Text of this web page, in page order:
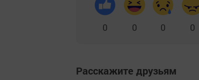
0 0 0 0
Расскажите друзьям